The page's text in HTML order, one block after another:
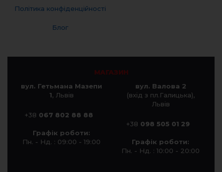
Політика конфіденційності
Блог
МАГАЗИН
вул. Гетьмана Мазепи
1, Львів
+38 067 802 88 88
Графік роботи:
Пн. - Нд. : 09:00 - 19:00
вул. Валова 2
(вхід з пл.Галицька),
Львів
+38 098 505 01 29
Графік роботи:
Пн. - Нд. : 10:00 - 20:00